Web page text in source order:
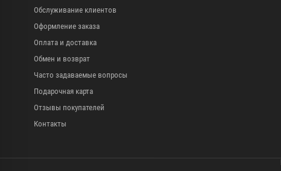
Обслуживание клиентов
Оформление заказа
Оплата и доставка
Обмен и возврат
Часто задаваемые вопросы
Подарочная карта
Отзывы покупателей
Контакты